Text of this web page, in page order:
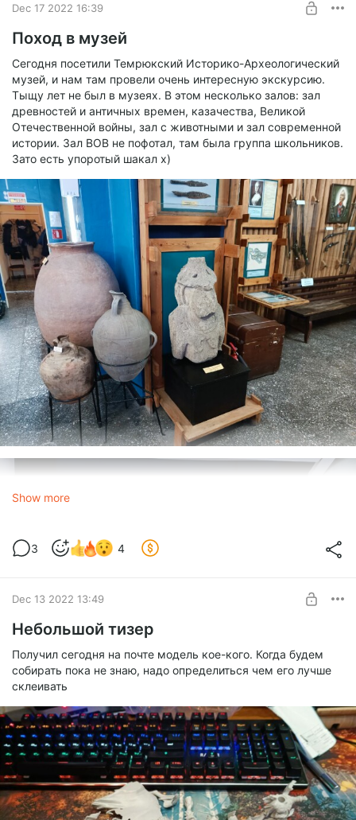
Dec 17 2022 16:39
Поход в музей
Сегодня посетили Темрюкский Историко-Археологический
музей, и нам там провели очень интересную экскурсию.
Тыщу лет не был в музеях. В этом несколько залов: зал
древностей и античных времен, казачества, Великой
Отечественной войны, зал с животными и зал современной
истории. Зал ВОВ не пофотал, там была группа школьников.
Зато есть упоротый шакал х)
Show more
3 4
Dec 13 2022 13:49
Небольшой тизер
Получил сегодня на почте модель кое-кого. Когда будем
собирать пока не знаю, надо определиться чем его лучше
склеивать